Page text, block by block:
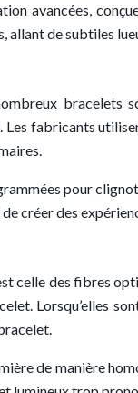
avancées,
allant de subtiles
bracelets
fabricants
pour
créer des
celle des fibres
Lorsqu’elles
de manière